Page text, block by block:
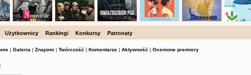
Użytkownicy Rankingi Konkursy Patronaty
| Galeria | Znajomi | Twórczość | Komentarze | Aktywność | Ocenione premiery